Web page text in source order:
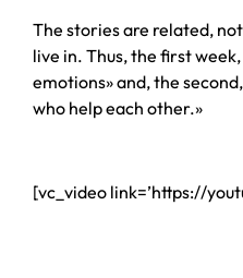
The stories are related,
live in. Thus, the first
emotions» and, the
who help each other.»
[vc_video link=’https://